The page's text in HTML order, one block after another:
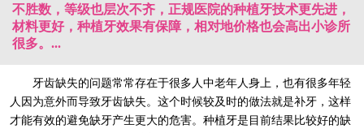
不胜数，等级也层次不齐，正规医院的种植牙技术更先进，
材料更好，种植牙效果有保障，相对地价格也会高出小诊所
很多。...
牙齿缺失的问题常常存在于很多人中老年人身上，也有很多年轻
人因为意外而导致牙齿缺失。这个时候较及时的做法就是补牙，这样
才能有效的避免缺牙产生更大的危害。种植牙是目前结果比较好的缺